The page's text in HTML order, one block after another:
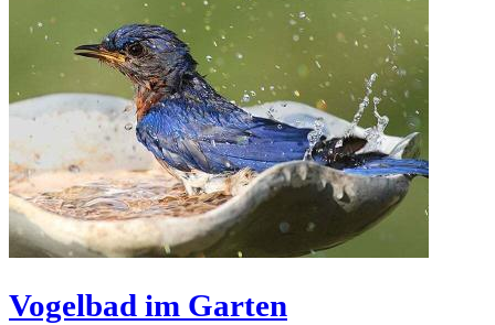
Vogelbad im Garten